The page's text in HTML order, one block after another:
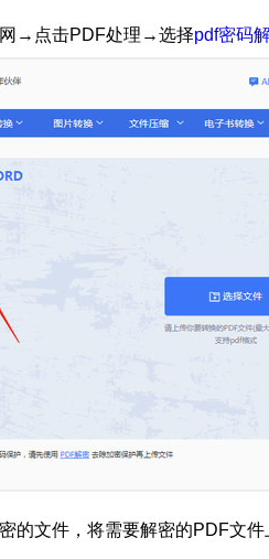
网→点击PDF处理→选择pdf密码
的文件，将需要解密的PDF文